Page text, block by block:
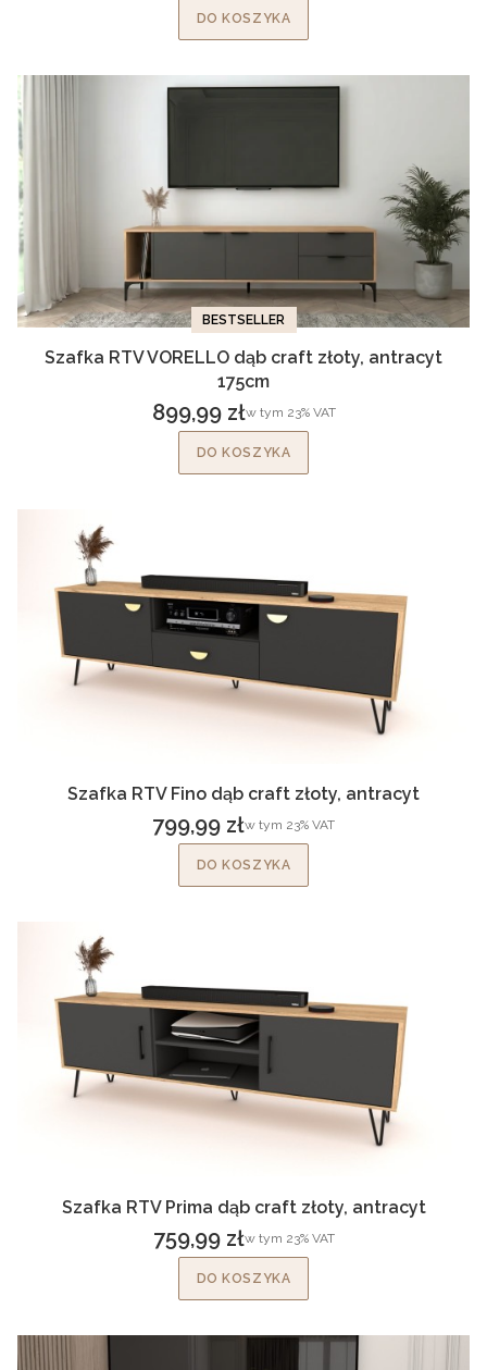
DO KOSZYKA
BESTSELLER
Szafka RTV VORELLO dąb craft złoty, antracyt
175cm
Cena brutto
899,99 złw tym %s VAT
w tym 23%VAT
DO KOSZYKA
Szafka RTV Fino dąb craft złoty, antracyt
Cena brutto
799,99 złw tym %s VAT
w tym 23% VAT
DO KOSZYKA
Szafka RTV Prima dąb craft złoty, antracyt
Cena brutto
759,99 złw tym %s VAT
w tym 23%VAT
DO KOSZYKA